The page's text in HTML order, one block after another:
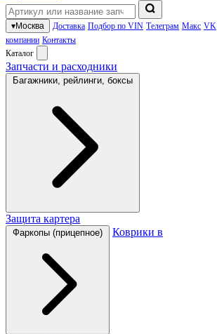
▾Москва Доставка Подбор по VIN Телеграм Макс VK
компании Контакты
Каталог
Запчасти и расходники
Багажники, рейлинги, боксы
Защита картера
Фаркопы (прицепное) Коврики в